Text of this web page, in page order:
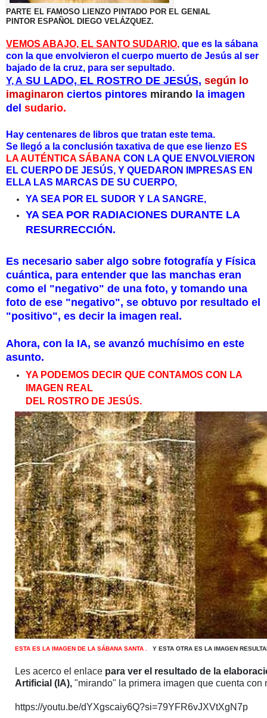
PARTE EL FAMOSO LIENZO PINTADO POR EL GENIAL
PINTOR ESPAÑOL DIEGO VELÁZQUEZ.
VEMOS ABAJO, EL SANTO SUDARIO, que es la sábana
con la que envolvieron el cuerpo muerto de Jesús al ser
bajado de la cruz, para ser sepultado.
Y, A SU LADO, EL ROSTRO DE JESÚS, según lo
imaginaron ciertos pintores mirando la imagen
del sudario.
Hay centenares de libros que tratan este tema.
Se llegó a la conclusión taxativa de que ese lienzo ES
LA AUTÉNTICA SÁBANA CON LA QUE ENVOLVIERON
EL CUERPO DE JESÚS, Y QUEDARON IMPRESAS EN
ELLA LAS MARCAS DE SU CUERPO,
YA SEA POR EL SUDOR Y LA SANGRE,
YA SEA POR RADIACIONES DURANTE LA
RESURRECCIÓN.
Es necesario saber algo sobre fotografía y Física
cuántica, para entender que las manchas eran
como el "negativo" de una foto, y tomando una
foto de ese "negativo", se obtuvo por resultado el
"positivo", es decir la imagen real.
Ahora, con la IA, se avanzó muchísimo en este
asunto.
YA PODEMOS DECIR QUE CONTAMOS CON LA
IMAGEN REAL
DEL ROSTRO DE JESÚS.
ESTA ES LA IMAGEN DE LA SÁBANA SANTA . Y ESTA OTRA ES LA IMAGEN
Les acerco el enlace para ver el resultado de la
Artificial (IA), "mirando" la primera imagen que cuenta con
https://youtu.be/dYXgscaiy6Q?si=79YFR6vJXVtXgN7p